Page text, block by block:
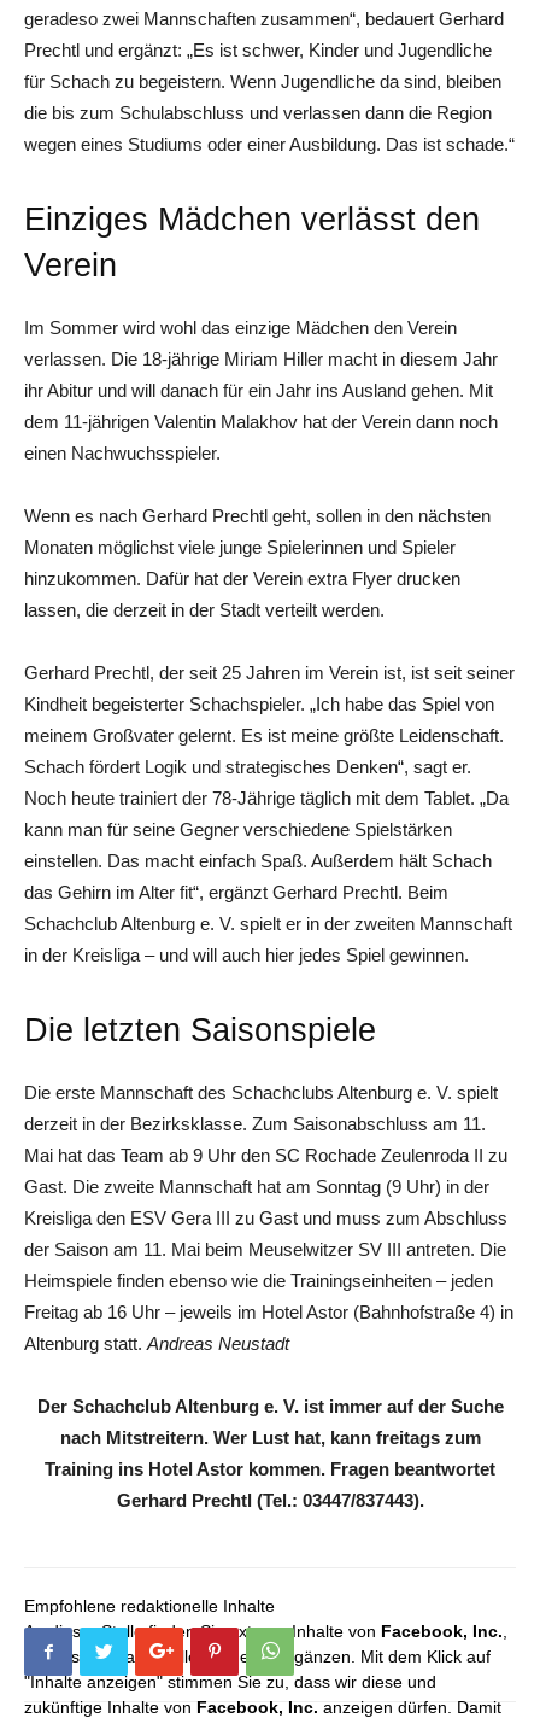
geradeso zwei Mannschaften zusammen“, bedauert Gerhard
Prechtl und ergänzt: „Es ist schwer, Kinder und Jugendliche
für Schach zu begeistern. Wenn Jugendliche da sind, bleiben
die bis zum Schulabschluss und verlassen dann die Region
wegen eines Studiums oder einer Ausbildung. Das ist schade.“
Einziges Mädchen verlässt den
Verein
Im Sommer wird wohl das einzige Mädchen den Verein
verlassen. Die 18-jährige Miriam Hiller macht in diesem Jahr
ihr Abitur und will danach für ein Jahr ins Ausland gehen. Mit
dem 11-jährigen Valentin Malakhov hat der Verein dann noch
einen Nachwuchsspieler.
Wenn es nach Gerhard Prechtl geht, sollen in den nächsten
Monaten möglichst viele junge Spielerinnen und Spieler
hinzukommen. Dafür hat der Verein extra Flyer drucken
lassen, die derzeit in der Stadt verteilt werden.
Gerhard Prechtl, der seit 25 Jahren im Verein ist, ist seit seiner
Kindheit begeisterter Schachspieler. „Ich habe das Spiel von
meinem Großvater gelernt. Es ist meine größte Leidenschaft.
Schach fördert Logik und strategisches Denken“, sagt er.
Noch heute trainiert der 78-Jährige täglich mit dem Tablet. „Da
kann man für seine Gegner verschiedene Spielstärken
einstellen. Das macht einfach Spaß. Außerdem hält Schach
das Gehirn im Alter fit“, ergänzt Gerhard Prechtl. Beim
Schachclub Altenburg e. V. spielt er in der zweiten Mannschaft
in der Kreisliga – und will auch hier jedes Spiel gewinnen.
Die letzten Saisonspiele
Die erste Mannschaft des Schachclubs Altenburg e. V. spielt
derzeit in der Bezirksklasse. Zum Saisonabschluss am 11.
Mai hat das Team ab 9 Uhr den SC Rochade Zeulenroda II zu
Gast. Die zweite Mannschaft hat am Sonntag (9 Uhr) in der
Kreisliga den ESV Gera III zu Gast und muss zum Abschluss
der Saison am 11. Mai beim Meuselwitzer SV III antreten. Die
Heimspiele finden ebenso wie die Trainingseinheiten – jeden
Freitag ab 16 Uhr – jeweils im Hotel Astor (Bahnhofstraße 4) in
Altenburg statt. Andreas Neustadt
Der Schachclub Altenburg e. V. ist immer auf der Suche
nach Mitstreitern. Wer Lust hat, kann freitags zum
Training ins Hotel Astor kommen. Fragen beantwortet
Gerhard Prechtl (Tel.: 03447/837443).
Empfohlene redaktionelle Inhalte
An dieser Stelle finden Sie externe Inhalte von Facebook, Inc.,
die unser redaktionelles Angebot ergänzen. Mit dem Klick auf
"Inhalte anzeigen" stimmen Sie zu, dass wir diese und
zukünftige Inhalte von Facebook, Inc. anzeigen dürfen. Damit